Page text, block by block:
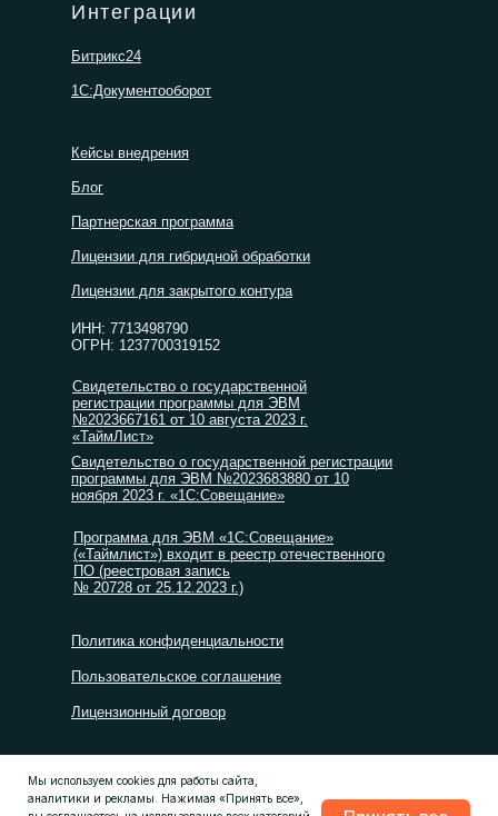
Политика конфиденциальности
Пользовательское соглашение
Лицензионный договор
Битрикс24
1С:Документооборот
Интеграции
ИНН: 7713498790
ОГРН: 1237700319152
Свидетельство о государственной
регистрации программы для ЭВМ
№2023667161 от 10 августа 2023 г.
«ТаймЛист»
Свидетельство о государственной регистрации
программы для ЭВМ №2023683880 от 10
ноября 2023 г. «1С:Совещание»
Программа для ЭВМ «1С:Совещание»
(«Таймлист») входит в реестр отечественного
ПО (реестровая запись
№ 20728 от 25.12.2023 г.)
Блог
Кейсы внедрения
Лицензии для гибридной обработки
Партнерская программа
Лицензии для закрытого контура
© ООО «ТАЙМЛИСТ», 2026
Мы используем cookies для работы сайта,
аналитики и рекламы. Нажимая «Принять все»,